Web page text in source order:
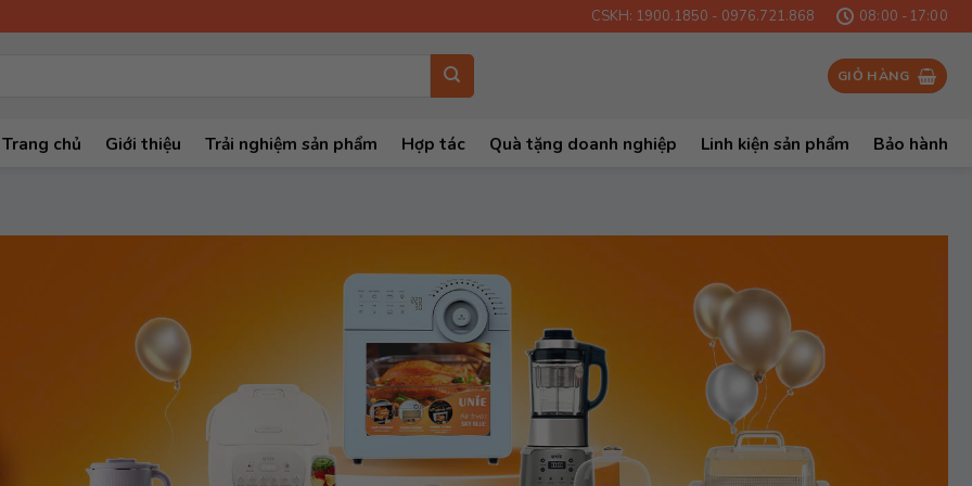
CSKH: 1900.1850 - 0976.721.868 08:00 -17:00
GIỎ HÀNG
Trang chủ Giới thiệu Trải nghiệm sản phẩm Hợp tác Quà tặng doanh nghiệp Linh kiện sản phẩm Bảo hành